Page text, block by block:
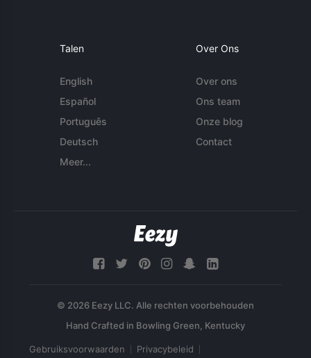
Talen
English
Español
Português
Deutsch
Meer...
Over Ons
Over ons
Ons team
Onze blog
Contact
© 2026 Eezy LLC. Alle rechten voorbehouden
Gebruiksvoorwaarden Privacybeleid